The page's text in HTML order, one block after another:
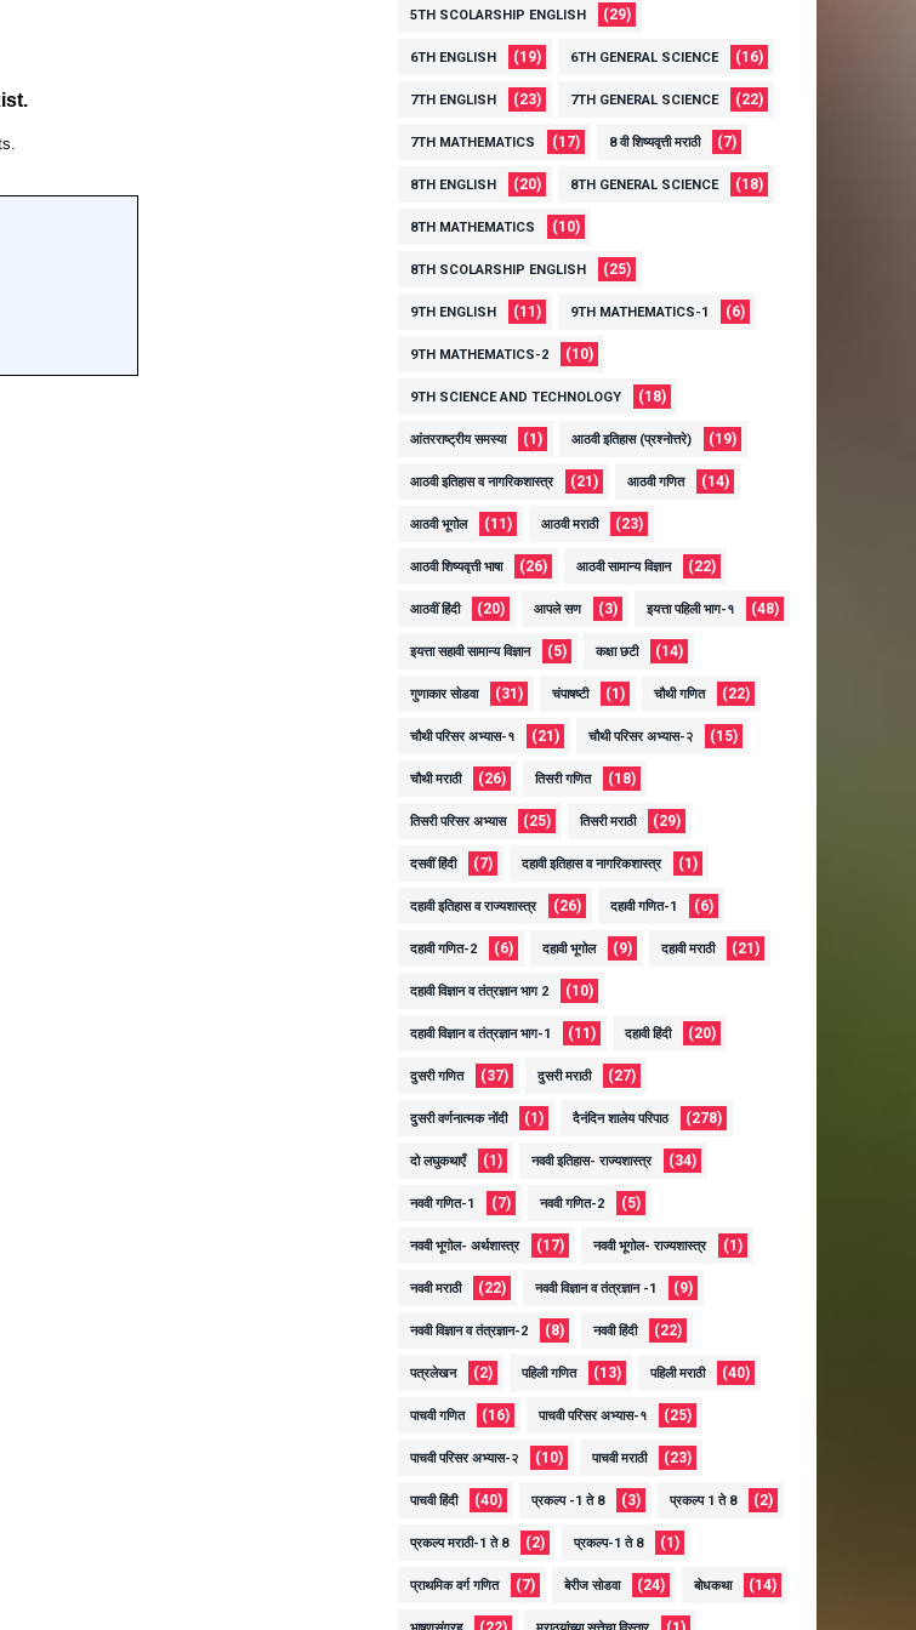
5TH SCOLARSHIP ENGLISH (29)
6TH ENGLISH (19) 6TH GENERAL SCIENCE (16)
7TH ENGLISH (23) 7TH GENERAL SCIENCE (22)
7TH MATHEMATICS (17) 8 वी शिष्यवृत्ती मराठी (7)
8TH ENGLISH (20) 8TH GENERAL SCIENCE (18)
8TH MATHEMATICS (10)
8TH SCOLARSHIP ENGLISH (25)
9TH ENGLISH (11) 9TH MATHEMATICS-1 (6)
9TH MATHEMATICS-2 (10)
9TH SCIENCE AND TECHNOLOGY (18)
आंतरराष्ट्रीय समस्या (1) आठवी इतिहास (प्रश्नोत्तरे) (19)
आठवी इतिहास व नागरिकशास्त्र (21) आठवी गणित (14)
आठवी भूगोल (11) आठवी मराठी (23)
आठवी शिष्यवृत्ती भाषा (26) आठवी सामान्य विज्ञान (22)
आठवीं हिंदी (20) आपले सण (3) इयत्ता पहिली भाग-१ (48)
इयत्ता सहावी सामान्य विज्ञान (5) कक्षा छटी (14)
गुणाकार सोडवा (31) चंपाषष्टी (1) चौथी गणित (22)
चौथी परिसर अभ्यास-१ (21) चौथी परिसर अभ्यास-२ (15)
चौथी मराठी (26) तिसरी गणित (18)
तिसरी परिसर अभ्यास (25) तिसरी मराठी (29)
दसवीं हिंदी (7) दहावी इतिहास व नागरिकशास्त्र (1)
दहावी इतिहास व राज्यशास्त्र (26) दहावी गणित-1 (6)
दहावी गणित-2 (6) दहावी भूगोल (9) दहावी मराठी (21)
दहावी विज्ञान व तंत्रज्ञान भाग 2 (10)
दहावी विज्ञान व तंत्रज्ञान भाग-1 (11) दहावी हिंदी (20)
दुसरी गणित (37) दुसरी मराठी (27)
दुसरी वर्णनात्मक नोंदी (1) दैनंदिन शालेय परिपाठ (278)
दो लघुकथाएँ (1) नववी इतिहास- राज्यशास्त्र (34)
नववी गणित-1 (7) नववी गणित-2 (5)
नववी भूगोल- अर्थशास्त्र (17) नववी भूगोल- राज्यशास्त्र (1)
नववी मराठी (22) नववी विज्ञान व तंत्रज्ञान -1 (9)
नववी विज्ञान व तंत्रज्ञान-2 (8) नववी हिंदी (22)
पत्रलेखन (2) पहिली गणित (13) पहिली मराठी (40)
पाचवी गणित (16) पाचवी परिसर अभ्यास-१ (25)
पाचवी परिसर अभ्यास-२ (10) पाचवी मराठी (23)
पाचवी हिंदी (40) प्रकल्प -1 ते 8 (3) प्रकल्प 1 ते 8 (2)
प्रकल्प मराठी-1 ते 8 (2) प्रकल्प-1 ते 8 (1)
प्राथमिक वर्ग गणित (7) बेरीज सोडवा (24) बोधकथा (14)